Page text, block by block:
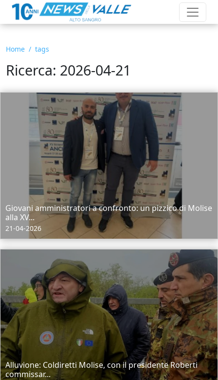
Home tags
Ricerca: 2026-04-21
Giovani amministratori a confronto: un pizzico di Molise
alla XV...
21-04-2026
Alluvione: Coldiretti Molise, con il presidente Roberti
commissar...